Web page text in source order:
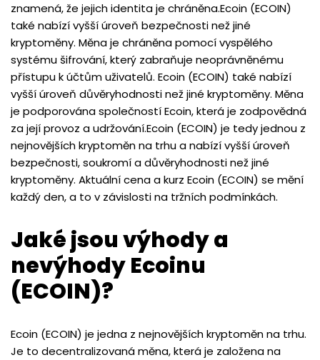
znamená, že jejich identita je chráněna.Ecoin (ECOIN)
také nabízí vyšší úroveň bezpečnosti než jiné
kryptoměny. Měna je chráněna pomocí vyspělého
systému šifrování, který zabraňuje neoprávněnému
přístupu k účtům uživatelů. Ecoin (ECOIN) také nabízí
vyšší úroveň důvěryhodnosti než jiné kryptoměny. Měna
je podporována společností Ecoin, která je zodpovědná
za její provoz a udržování.Ecoin (ECOIN) je tedy jednou z
nejnovějších kryptoměn na trhu a nabízí vyšší úroveň
bezpečnosti, soukromí a důvěryhodnosti než jiné
kryptoměny. Aktuální cena a kurz Ecoin (ECOIN) se mění
každý den, a to v závislosti na tržních podmínkách.
Jaké jsou výhody a
nevýhody Ecoinu
(ECOIN)?
Ecoin (ECOIN) je jedna z nejnovějších kryptoměn na trhu.
Je to decentralizovaná měna, která je založena na